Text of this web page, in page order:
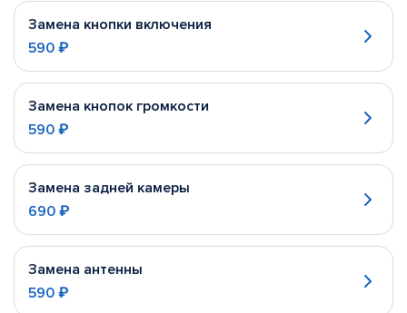
Замена кнопки включения
590 ₽
Замена кнопок громкости
590 ₽
Замена задней камеры
690 ₽
Замена антенны
590 ₽